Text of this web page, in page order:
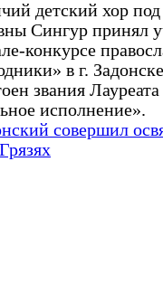
детский хор под
Сингур принял
конкурсе
в г.
звания
исполнение».
совершил